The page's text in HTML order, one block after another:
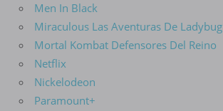
Men In Black
Miraculous Las Aventuras De Ladybug
Mortal Kombat Defensores Del Reino
Netflix
Nickelodeon
Paramount+